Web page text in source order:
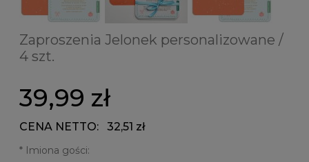
Zaproszenia Jelonek personalizowane /
4 szt.
39,99 zł
CENA NETTO: 32,51 zł
* Imiona gości: